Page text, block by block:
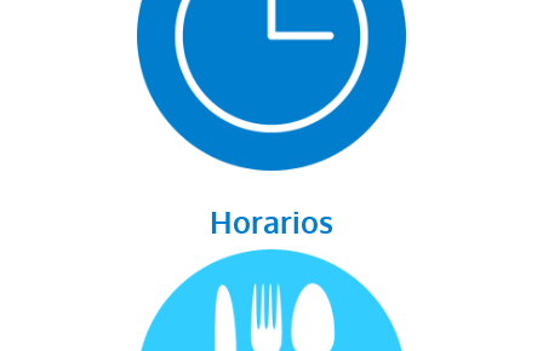
Horarios